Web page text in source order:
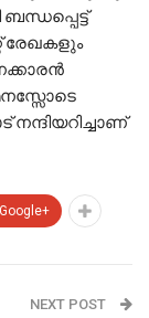
രേഖകളും
Google+
NEXT POST